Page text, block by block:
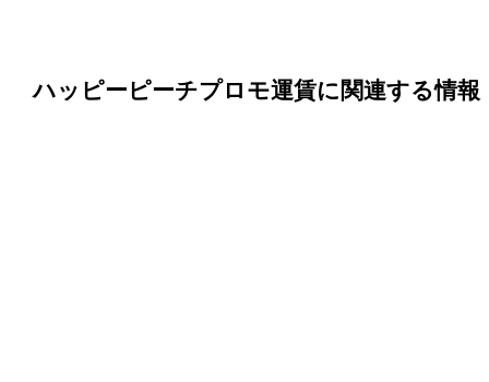
ハッピーピーチプロモ運賃に関連する情報